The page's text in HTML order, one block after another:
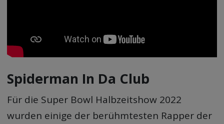
Spiderman In Da Club
Für die Super Bowl Halbzeitshow 2022
wurden einige der berühmtesten Rapper der